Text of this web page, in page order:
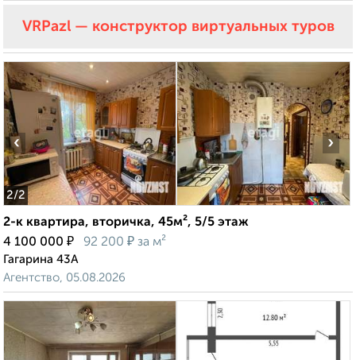
VRPazl — конструктор виртуальных туров
2/2
‹ ›
2-к квартира, вторичка, 45м², 5/5 этаж
4 100 000 ₽ 92 200 ₽ за м²
Гагарина 43А
Агентство, 05.08.2026